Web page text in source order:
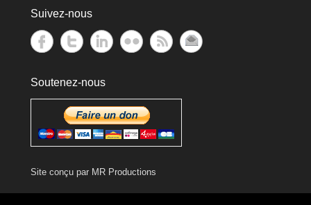
Suivez-nous
Soutenez-nous
Site conçu par MR Productions